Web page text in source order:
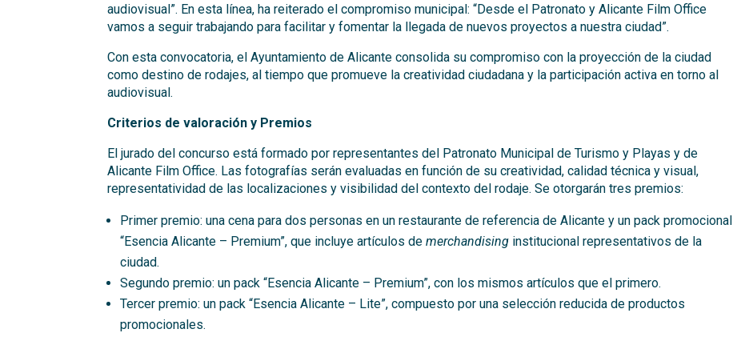
audiovisual”. En esta línea, ha reiterado el compromiso municipal: “Desde el Patronato y Alicante Film Office
vamos a seguir trabajando para facilitar y fomentar la llegada de nuevos proyectos a nuestra ciudad”.
Con esta convocatoria, el Ayuntamiento de Alicante consolida su compromiso con la proyección de la ciudad
como destino de rodajes, al tiempo que promueve la creatividad ciudadana y la participación activa en torno al
audiovisual.
Criterios de valoración y Premios
El jurado del concurso está formado por representantes del Patronato Municipal de Turismo y Playas y de
Alicante Film Office. Las fotografías serán evaluadas en función de su creatividad, calidad técnica y visual,
representatividad de las localizaciones y visibilidad del contexto del rodaje. Se otorgarán tres premios:
Primer premio: una cena para dos personas en un restaurante de referencia de Alicante y un pack promocional
“Esencia Alicante – Premium”, que incluye artículos demerchandising institucional representativos de la
ciudad.
Segundo premio: un pack “Esencia Alicante – Premium”, con los mismos artículos que el primero.
Tercer premio: un pack “Esencia Alicante – Lite”, compuesto por una selección reducida de productos
promocionales.